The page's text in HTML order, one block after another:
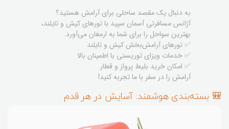
به دنبال یک مقصد ساحلی برای آرامش هستید؟
آژانس مسافرتی آسمان سپید با تورهای کیش و تایلند،
بهترین سواحل را برای شما به ارمغان می‌آورد.
✅ تورهای آرامش‌بخش کیش و تایلند
✅ خدمات ویزای توریستی با اطمینان بالا
✅ امکان خرید بلیط پرواز و قطار
آرامش را در سفر با ما تجربه کنید!
🎒 بسته‌بندی هوشمند: آسایش در هر قدم